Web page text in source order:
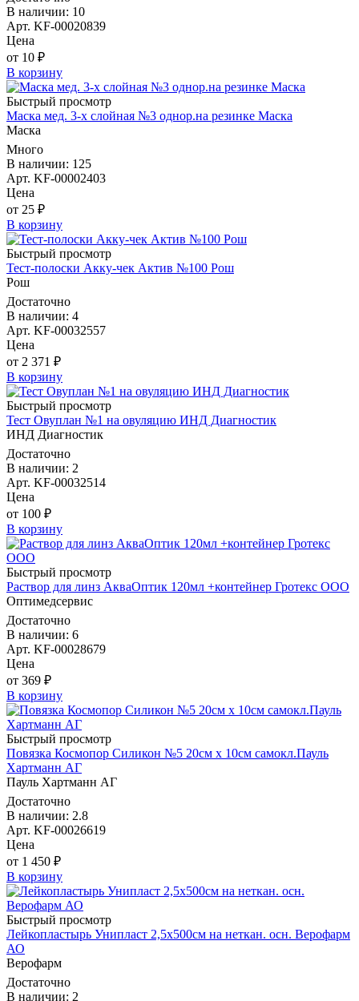
В наличии: 10
Арт. KF-00020839
Цена
от 10 ₽
В корзину
Быстрый просмотр
Маска мед. 3-х слойная №3 однор.на резинке Маска
Маска
Много
В наличии: 125
Арт. KF-00002403
Цена
от 25 ₽
В корзину
Быстрый просмотр
Тест-полоски Акку-чек Актив №100 Рош
Рош
Достаточно
В наличии: 4
Арт. KF-00032557
Цена
от 2 371 ₽
В корзину
Быстрый просмотр
Тест Овуплан №1 на овуляцию ИНД Диагностик
ИНД Диагностик
Достаточно
В наличии: 2
Арт. KF-00032514
Цена
от 100 ₽
В корзину
Быстрый просмотр
Раствор для линз АкваОптик 120мл +контейнер Гротекс ООО
Оптимедсервис
Достаточно
В наличии: 6
Арт. KF-00028679
Цена
от 369 ₽
В корзину
Быстрый просмотр
Повязка Космопор Силикон №5 20см х 10см самокл.Пауль
Хартманн AГ
Пауль Хартманн AГ
Достаточно
В наличии: 2.8
Арт. KF-00026619
Цена
от 1 450 ₽
В корзину
Быстрый просмотр
Лейкопластырь Унипласт 2,5х500см на неткан. осн. Верофарм
АО
Верофарм
Достаточно
В наличии: 2